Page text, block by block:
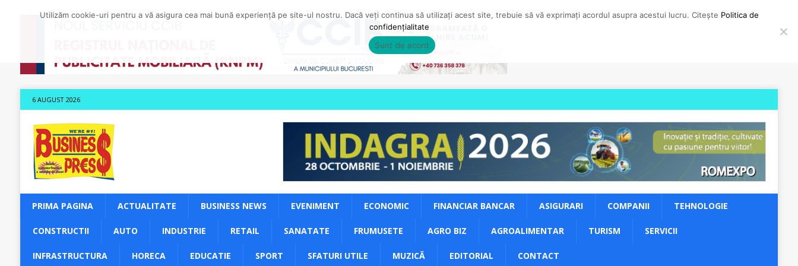
6 AUGUST 2026
PRIMA PAGINA ACTUALITATE BUSINESS NEWS EVENIMENT ECONOMIC FINANCIAR BANCAR ASIGURARI COMPANII TEHNOLOGIE
CONSTRUCTII AUTO INDUSTRIE RETAIL SANATATE FRUMUSETE AGRO BIZ AGROALIMENTAR TURISM SERVICII
INFRASTRUCTURA HORECA EDUCATIE SPORT SFATURI UTILE MUZICĂ EDITORIAL CONTACT
Utilizăm cookie-uri pentru a vă asigura cea mai bună experiență pe site-ul nostru. Dacă veți continua să utilizați acest site, trebuie să vă exprimați acordul asupra acestui lucru. Citește Politica de
confidențialitate
Sunt de acord